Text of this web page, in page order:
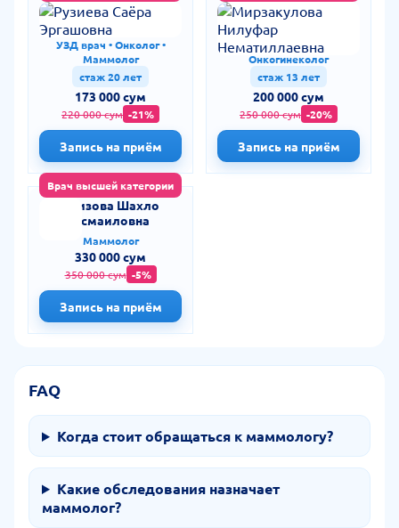
Рузиева Саёра
Эргашовна
УЗД врач • Онколог •
Маммолог
стаж 20 лет
173 000 сум
220 000 сум -21%
Запись на приём
Мирзакулова
Нилуфар
Нематиллаевна
Маммолог • Гинеколог •
Онкогинеколог
стаж 13 лет
200 000 сум
250 000 сум -20%
Запись на приём
Врач высшей категории
Азизова Шахло
Исмаиловна
Маммолог
330 000 сум
350 000 сум -5%
Запись на приём
FAQ
Когда стоит обращаться к маммологу?
Какие обследования назначает
маммолог?